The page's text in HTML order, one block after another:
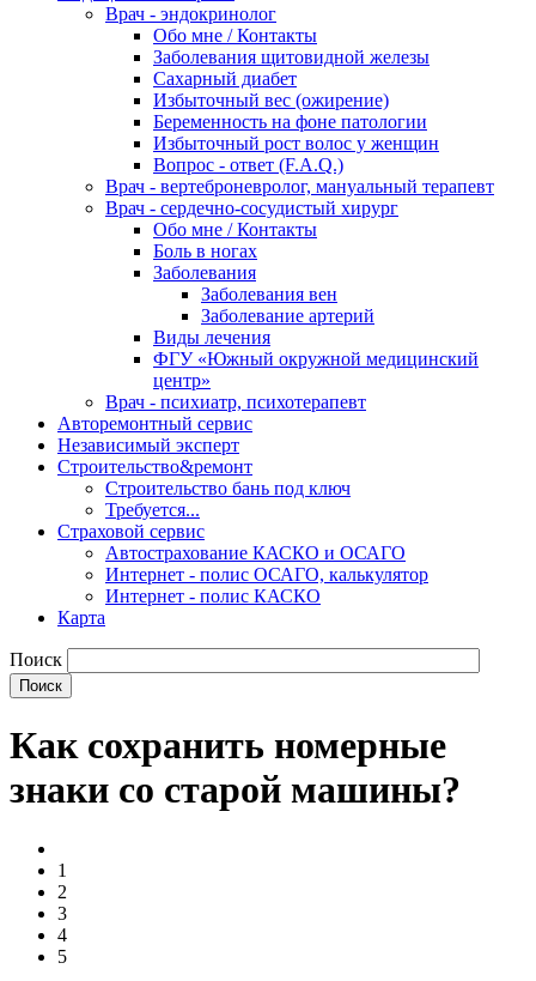
Врач - эндокринолог
Обо мне / Контакты
Заболевания щитовидной железы
Сахарный диабет
Избыточный вес (ожирение)
Беременность на фоне патологии
Избыточный рост волос у женщин
Вопрос - ответ (F.A.Q.)
Врач - вертеброневролог, мануальный терапевт
Врач - сердечно-сосудистый хирург
Обо мне / Контакты
Боль в ногах
Заболевания
Заболевания вен
Заболевание артерий
Виды лечения
ФГУ «Южный окружной медицинский
центр»
Врач - психиатр, психотерапевт
Авторемонтный сервис
Независимый эксперт
Строительство&ремонт
Строительство бань под ключ
Требуется...
Страховой сервис
Автострахование КАСКО и ОСАГО
Интернет - полис ОСАГО, калькулятор
Интернет - полис КАСКО
Карта
Поиск
Как сохранить номерные
знаки со старой машины?
1
2
3
4
5